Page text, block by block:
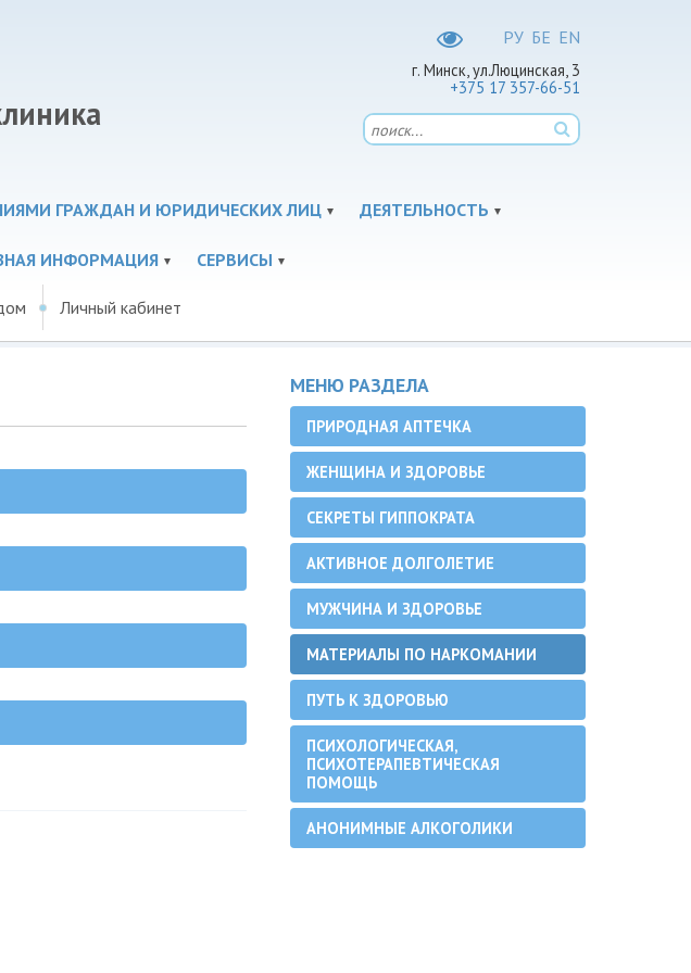
РУ БЕ EN
г. Минск, ул.Люцинская, 3
+375 17 357-66-51
ГРАЖДАН И ЮРИДИЧЕСКИХ ЛИЦ ДЕЯТЕЛЬНОСТЬ
ИНФОРМАЦИЯ СЕРВИСЫ
Личный кабинет
МЕНЮ РАЗДЕЛА
ПРИРОДНАЯ АПТЕЧКА
ЖЕНЩИНА И ЗДОРОВЬЕ
СЕКРЕТЫ ГИППОКРАТА
АКТИВНОЕ ДОЛГОЛЕТИЕ
МУЖЧИНА И ЗДОРОВЬЕ
МАТЕРИАЛЫ ПО НАРКОМАНИИ
ПУТЬ К ЗДОРОВЬЮ
ПСИХОЛОГИЧЕСКАЯ,
ПСИХОТЕРАПЕВТИЧЕСКАЯ
ПОМОЩЬ
АНОНИМНЫЕ АЛКОГОЛИКИ